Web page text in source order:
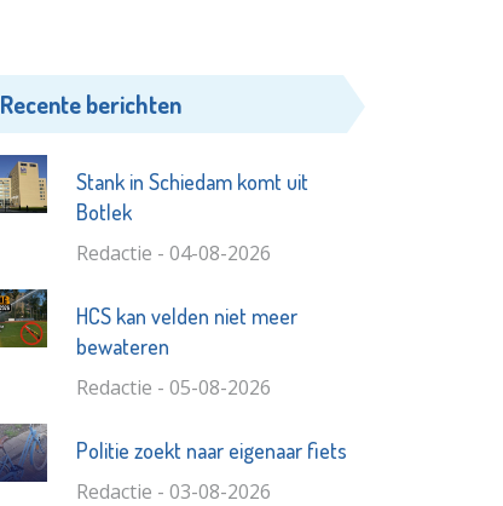
Recente berichten
Stank in Schiedam komt uit
Botlek
Redactie - 04-08-2026
HCS kan velden niet meer
bewateren
Redactie - 05-08-2026
Politie zoekt naar eigenaar fiets
Redactie - 03-08-2026